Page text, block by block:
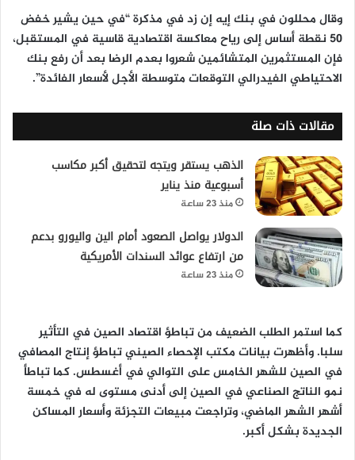
وقال محللون في بنك إيه إن زد في مذكرة “في حين يشير خفض
50 نقطة أساس إلى رياح معاكسة اقتصادية قاسية في المستقبل،
فإن المستثمرين المتشائمين شعروا بعدم الرضا بعد أن رفع بنك
الاحتياطي الفيدرالي التوقعات متوسطة الأجل لأسعار الفائدة”.
مقالات ذات صلة
الذهب يستقر ويتجه لتحقيق أكبر مكاسب
أسبوعية منذ يناير
منذ 23 ساعة
الدولار يواصل الصعود أمام الين واليورو بدعم
من ارتفاع عوائد السندات الأمريكية
منذ 23 ساعة
كما استمر الطلب الضعيف من تباطؤ اقتصاد الصين في التأثير
سلبا. وأظهرت بيانات مكتب الإحصاء الصيني تباطؤ إنتاج المصافي
في الصين للشهر الخامس على التوالي في أغسطس. كما تباطأ
نمو الناتج الصناعي في الصين إلى أدنى مستوى له في خمسة
أشهر الشهر الماضي، وتراجعت مبيعات التجزئة وأسعار المساكن
الجديدة بشكل أكبر.